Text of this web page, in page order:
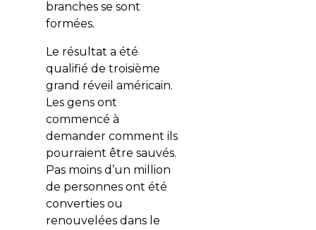
branches se sont
formées.
Le résultat a été
qualifié de troisième
grand réveil américain.
Les gens ont
commencé à
demander comment ils
pourraient être sauvés.
Pas moins d’un million
de personnes ont été
converties ou
renouvelées dans le